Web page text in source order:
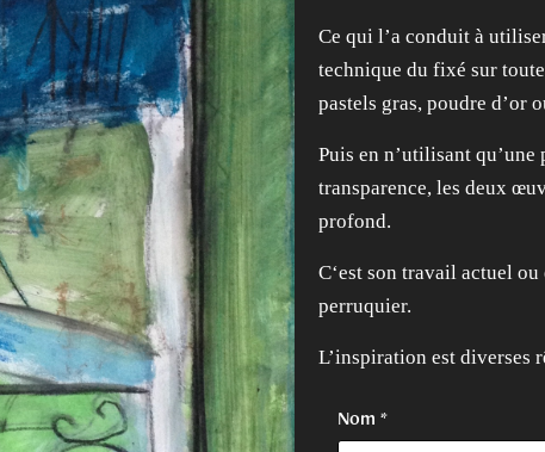
Ce qui l’a conduit à
technique du fixé sur
pastels gras, poudre d’or
Puis en n’utilisant
transparence, les deux
profond.
C‘est son travail actuel
perruquier.
L’inspiration est diverses
Nom *